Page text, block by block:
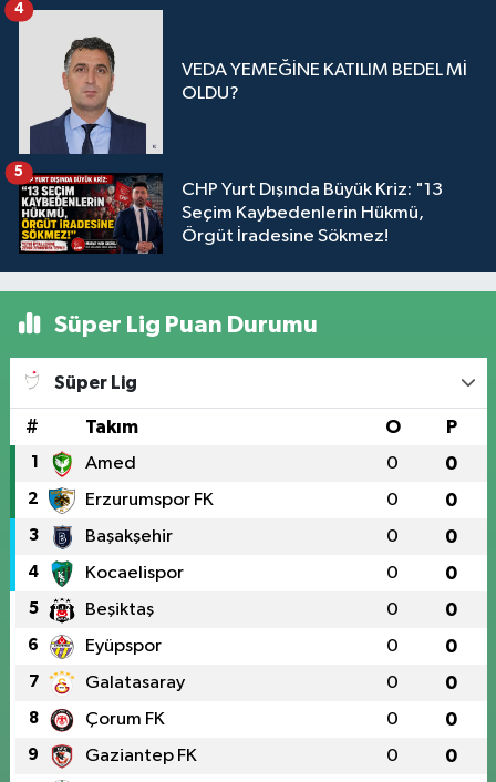
VEDA YEMEĞİNE KATILIM BEDEL Mİ
OLDU?
4
CHP Yurt Dışında Büyük Kriz: "13
Seçim Kaybedenlerin Hükmü,
Örgüt İradesine Sökmez!
5
Süper Lig Puan Durumu
Süper Lig
# Takım O P
1 Amed 0 0
2 Erzurumspor FK 0 0
3 Başakşehir 0 0
4 Kocaelispor 0 0
5 Beşiktaş 0 0
6 Eyüpspor 0 0
7 Galatasaray 0 0
8 Çorum FK 0 0
9 Gaziantep FK 0 0